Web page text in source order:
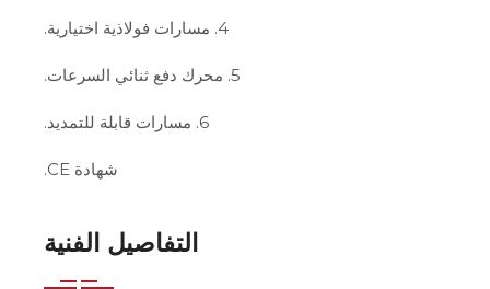
4. مسارات فولاذية اختيارية.
5. محرك دفع ثنائي السرعات.
6. مسارات قابلة للتمديد.
شهادة CE.
التفاصيل الفنية